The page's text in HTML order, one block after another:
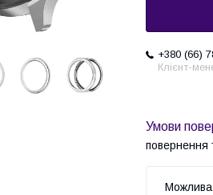
+380 (66)
Клієнт-
повернення